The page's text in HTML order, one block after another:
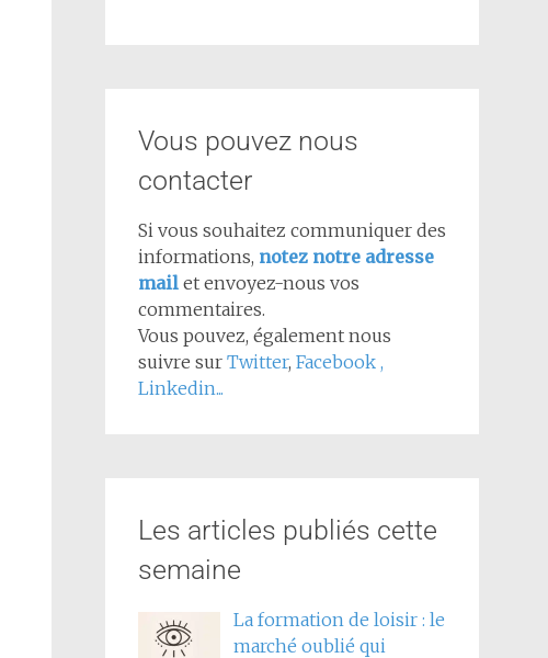
Vous pouvez nous
contacter
Si vous souhaitez communiquer des
informations, notez notre adresse
mail et envoyez-nous vos
commentaires.
Vous pouvez, également nous
suivre sur Twitter, Facebook ,
Linkedin...
Les articles publiés cette
semaine
La formation de loisir : le
marché oublié qui